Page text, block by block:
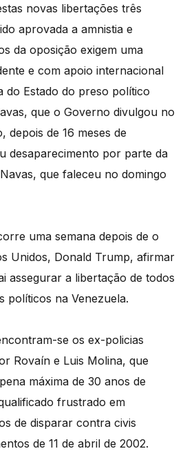
novas libertações três
aprovada a amnistia e
da oposição exigem uma
e com apoio internacional
do Estado do preso político
que o Governo divulgou no
depois de 16 meses de
desaparecimento por parte da
que faleceu no domingo
uma semana depois de o
Unidos, Donald Trump, afirmar
assegurar a libertação de todos
políticos na Venezuela.
se os ex-policias
Rovaín e Luis Molina, que
máxima de 30 anos de
frustrado em
de disparar contra civis
de 11 de abril de 2002.